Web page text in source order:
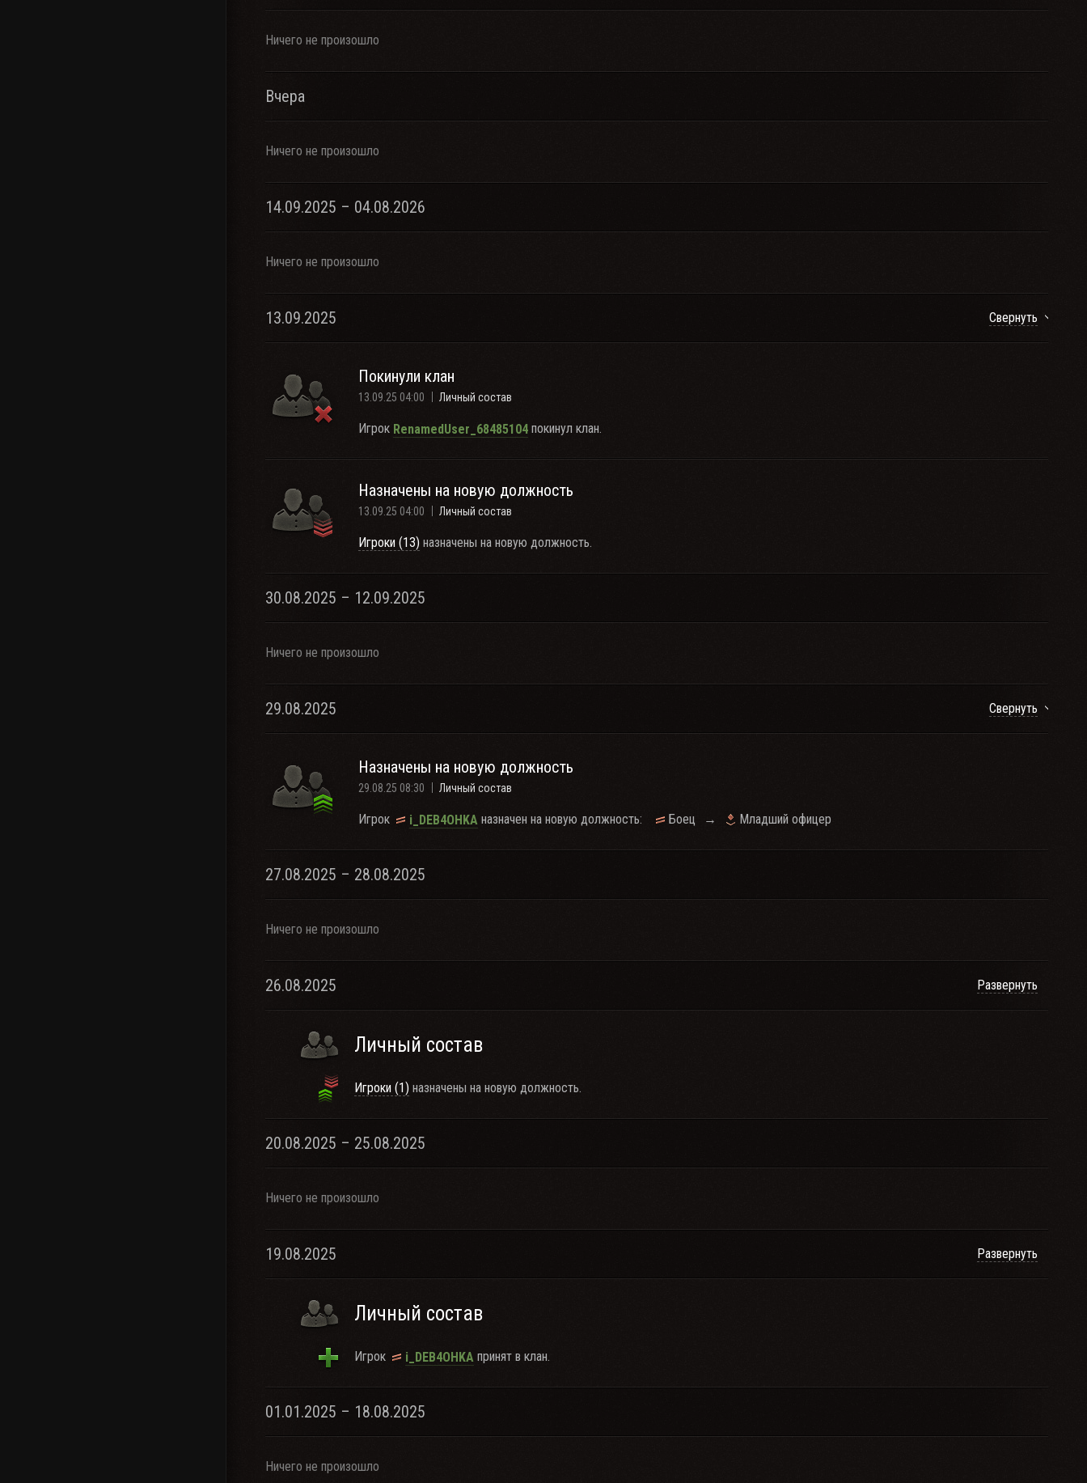
Ничего не произошло
Вчера
Ничего не произошло
14.09.2025 – 04.08.2026
Ничего не произошло
13.09.2025 Свернуть
Покинули клан
13.09.25 04:00 Личный состав
Игрок RenamedUser_68485104 покинул клан.
Назначены на новую должность
13.09.25 04:00 Личный состав
Игроки (13) назначены на новую должность.
30.08.2025 – 12.09.2025
Ничего не произошло
29.08.2025 Свернуть
Назначены на новую должность
29.08.25 08:30 Личный состав
Игрок i_DEB4OHKA назначен на новую должность: Боец → Младший офицер
27.08.2025 – 28.08.2025
Ничего не произошло
26.08.2025 Развернуть
Личный состав
Игроки (1) назначены на новую должность.
20.08.2025 – 25.08.2025
Ничего не произошло
19.08.2025 Развернуть
Личный состав
Игрок i_DEB4OHKA принят в клан.
01.01.2025 – 18.08.2025
Ничего не произошло